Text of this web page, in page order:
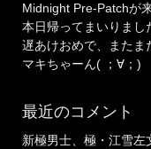
Midnight Pre-Patchが
本日帰ってまいりまし
遅あけおめで、またま
マキちゃーん( ；∀；)
最近のコメント
新極男士、極・江雪左